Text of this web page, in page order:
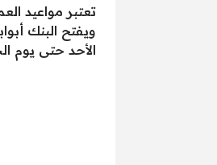
ويفتح البنك
الأحد حتى يوم